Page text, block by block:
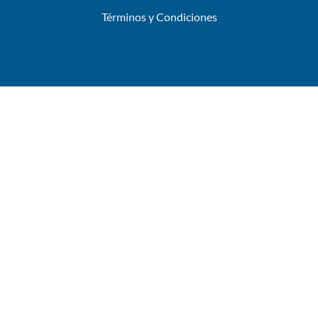
Términos y Condiciones